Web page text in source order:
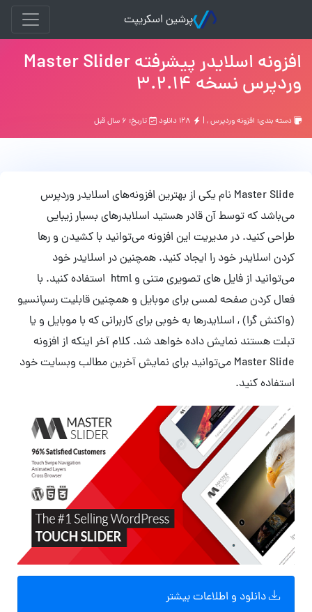
پرشین اسکریپت
افزونه اسلایدر پیشرفته Master Slider
وردپرس نسخه 3.2.14
دسته بندی: افزونه وردپرس, | تاریخ: ۶ سال قبل
Master Slide نام یکی از بهترین افزونه‌های اسلایدر وردپرس
می‌باشد که توسط آن قادر هستید اسلایدرهای بسیار زیبایی
طراحی کنید. در مدیریت این افزونه می‌توانید با کشیدن و رها
کردن اسلایدر خود را ایجاد کنید. همچنین در اسلایدر خود
می‌توانید از فایل های تصویری متنی و html استفاده کنید. با
فعال کردن صفحه لمسی برای موبایل و همچنین قابلیت رسپانسیو
(واکنش گرا) , اسلایدرها به خوبی برای کاربرانی که با موبایل و یا
تبلت هستند نمایش داده خواهد شد. کلام آخر اینکه از افزونه
Master Slide می‌توانید برای نمایش آخرین مطالب وبسایت خود
استفاده کنید.
دانلود و اطلاعات بیشتر